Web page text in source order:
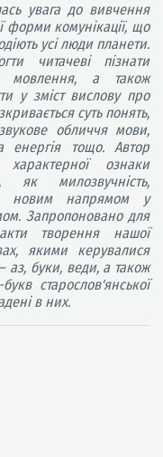
увага до вивчення
форми комунікації, що
усі люди планети.
читачеві пізнати
мовлення, а також
у зміст вислову про
суть понять,
обличчя мови,
енергія тощо. Автор
ознаки
як милозвучність,
новим напрямом у
Запропоновано для
творення нашої
якими керувалися
аз, буки, веди, а також
старослов'янської
в них.